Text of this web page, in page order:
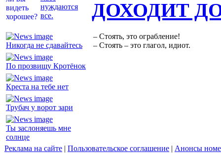
нуждаются
все.
Никогда не сдавайтесь
По прозвищу Кротёнок
Креста на тебе нет
Трубач у ворот зари
Ты заслоняешь мне
солнце
ДОХОДИТ
– Стоять, это ограбление!
– Стоять – это глагол, идиот.
Реклама на сайте | Пользовательское соглашение | Анонсы